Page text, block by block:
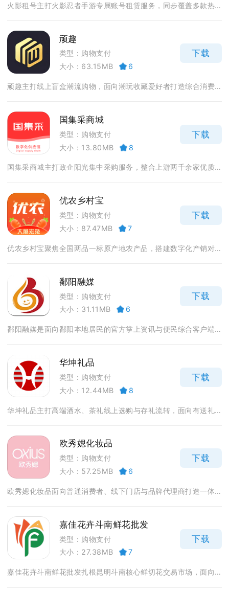
火影租号主打火影忍者手游专属账号租赁服务，同步覆盖多款热...
顽趣
类型：购物支付
大小：63.15MB
6
下载
顽趣主打线上盲盒潮流购物，面向潮玩收藏爱好者打造综合消费...
国集采商城
类型：购物支付
大小：13.80MB
8
下载
国集采商城主打政企阳光集中采购服务，整合上游两千余家优质...
优农乡村宝
类型：购物支付
大小：87.47MB
7
下载
优农乡村宝聚焦全国两品一标原产地农产品，搭建数字化产销对...
鄱阳融媒
类型：购物支付
大小：31.11MB
6
下载
鄱阳融媒是面向鄱阳本地居民的官方掌上资讯与便民综合客户端...
华坤礼品
类型：购物支付
大小：12.44MB
8
下载
华坤礼品主打高端酒水、茶礼线上选购与存礼流转，面向有送礼...
欧秀媤化妆品
类型：购物支付
大小：57.25MB
6
下载
欧秀媤化妆品面向普通消费者、线下门店与品牌代理商打造一体...
嘉佳花卉斗南鲜花批发
类型：购物支付
大小：27.38MB
7
下载
嘉佳花卉斗南鲜花批发扎根昆明斗南核心鲜切花交易市场，面向...